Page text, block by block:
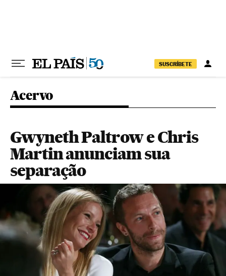
SUSCRÍBETE
Acervo
Gwyneth Paltrow e Chris
Martin anunciam sua
separação